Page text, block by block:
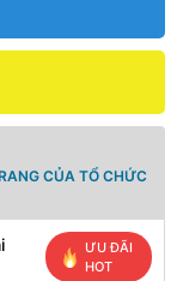
CỦA TỔ CHỨC
ƯU ĐÃI
HOT